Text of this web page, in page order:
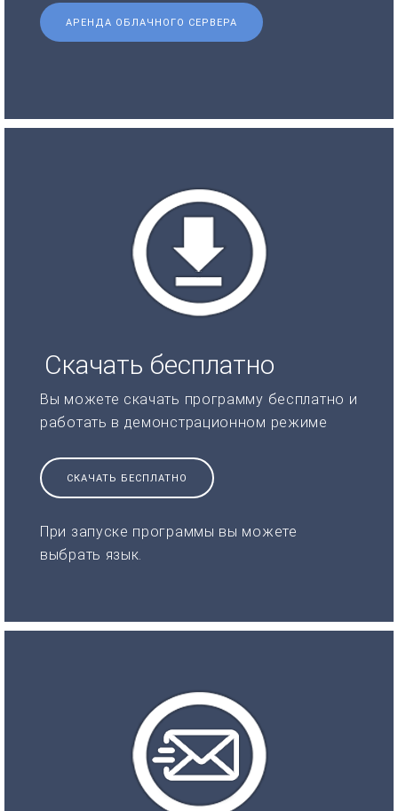
АРЕНДА ОБЛАЧНОГО СЕРВЕРА
Скачать бесплатно
Вы можете скачать программу бесплатно и
работать в демонстрационном режиме
СКАЧАТЬ БЕСПЛАТНО
При запуске программы вы можете
выбрать язык.